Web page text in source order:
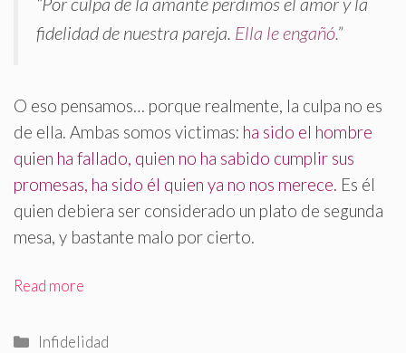
fidelidad de nuestra pareja. Ella le engañó.”
O eso pensamos… porque realmente, la culpa no es
de ella. Ambas somos victimas: ha sido el hombre
quien ha fallado, quien no ha sabido cumplir sus
promesas, ha sido él quien ya no nos merece. Es él
quien debiera ser considerado un plato de segunda
mesa, y bastante malo por cierto.
Read more
Categorías
Infidelidad